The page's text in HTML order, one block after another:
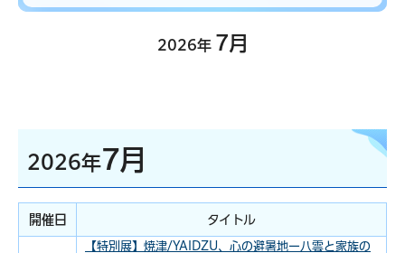
2026年 7月
2026年7月
開催日 タイトル
【特別展】焼津/YAIDZU、心の避暑地ー八雲と家族の